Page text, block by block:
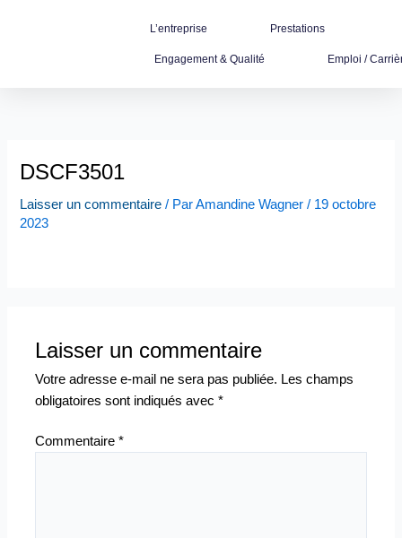
L’entreprise Prestations
Engagement & Qualité Emploi /
DSCF3501
Laisser un commentaire / ParAmandine Wagner/ 19 octobre
2023
Laisser un commentaire
Votre adresse e-mail ne sera pas publiée. Les champs
obligatoires sont indiqués avec*
Commentaire*